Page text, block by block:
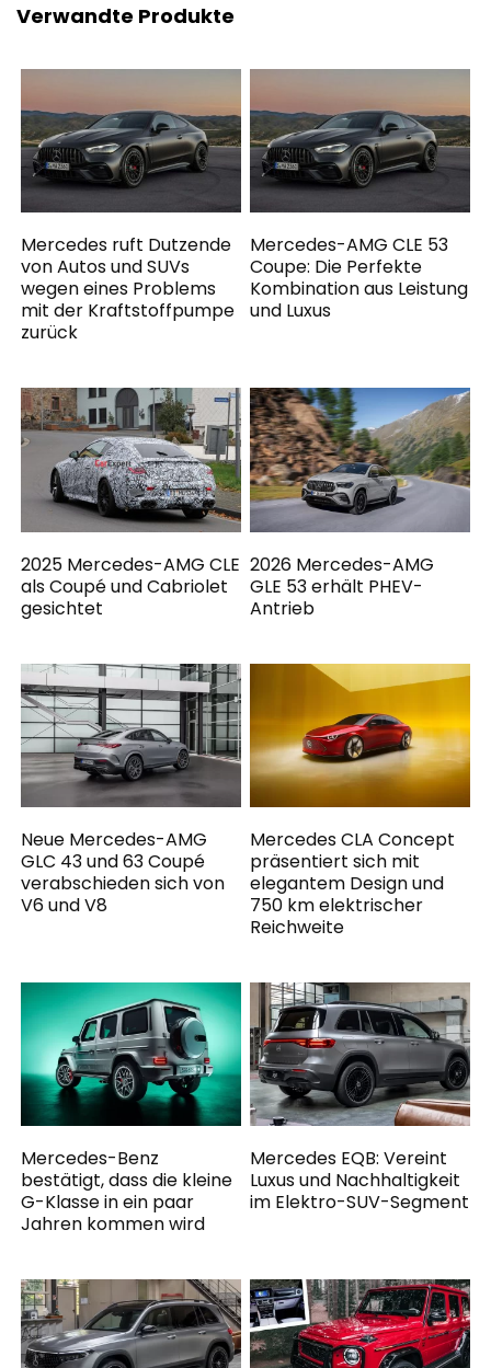
Verwandte Produkte
Mercedes ruft Dutzende
von Autos und SUVs
wegen eines Problems
mit der Kraftstoffpumpe
zurück
Mercedes-AMG CLE 53
Coupe: Die Perfekte
Kombination aus Leistung
und Luxus
2025 Mercedes-AMG CLE
als Coupé und Cabriolet
gesichtet
2026 Mercedes-AMG
GLE 53 erhält PHEV-
Antrieb
Neue Mercedes-AMG
GLC 43 und 63 Coupé
verabschieden sich von
V6 und V8
Mercedes CLA Concept
präsentiert sich mit
elegantem Design und
750 km elektrischer
Reichweite
Mercedes-Benz
bestätigt, dass die kleine
G-Klasse in ein paar
Jahren kommen wird
Mercedes EQB: Vereint
Luxus und Nachhaltigkeit
im Elektro-SUV-Segment